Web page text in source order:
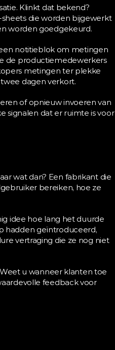
Klinkt dat bekend?
die worden bijgewerkt
worden goedgekeurd.
notitieblok om metingen
de productiemedewerkers
metingen ter plekke
dagen verkort.
of opnieuw invoeren van
signalen dat er ruimte is voor
wat dan? Een fabrikant die
bereiken, hoe ze
idee hoe lang het duurde
hadden geïntroduceerd,
vertraging die ze nog niet
u wanneer klanten toe
feedback voor